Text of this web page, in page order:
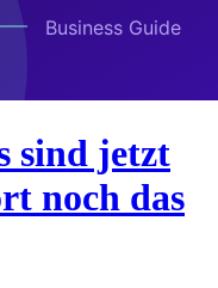
sind jetzt
noch das